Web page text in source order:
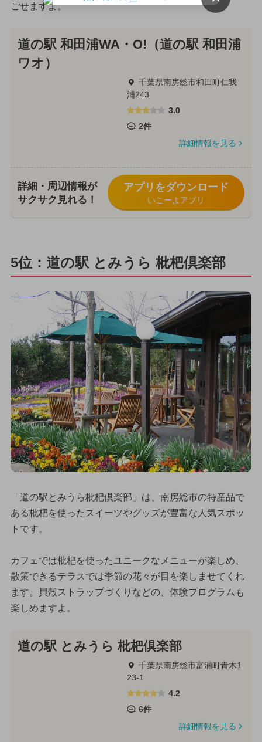
ごせますよ。
道の駅 和田浦WA・O!（道の駅 和田浦
ワオ）
千葉県南房総市和田町仁我
浦243
3.0
2件
詳細情報を見る
詳細・周辺情報が
サクサク見れる！
アプリをダウンロード
いこーよアプリ
5位：道の駅 とみうら 枇杷倶楽部
「道の駅とみうら枇杷倶楽部」は、南房総市の特産品で
ある枇杷を使ったスイーツやグッズが豊富な人気スポッ
トです。
カフェでは枇杷を使ったユニークなメニューが楽しめ、
散策できるテラスでは季節の花々が目を楽しませてくれ
ます。貝殻ストラップづくりなどの、体験プログラムも
楽しめますよ。
道の駅 とみうら 枇杷倶楽部
千葉県南房総市富浦町青木1
23-1
4.2
6件
詳細情報を見る